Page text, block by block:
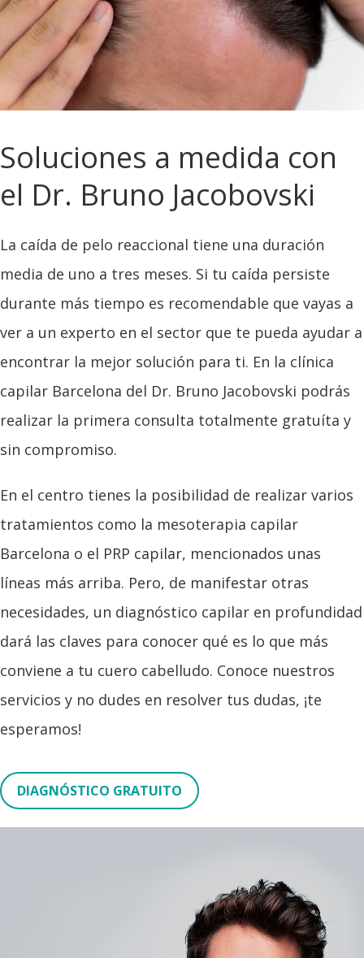
Soluciones a medida con
el Dr. Bruno Jacobovski
La caída de pelo reaccional tiene una duración
media de uno a tres meses. Si tu caída persiste
durante más tiempo es recomendable que vayas a
ver a un experto en el sector que te pueda ayudar a
encontrar la mejor solución para ti. En la clínica
capilar Barcelona del Dr. Bruno Jacobovski podrás
realizar la primera consulta totalmente gratuíta y
sin compromiso.
En el centro tienes la posibilidad de realizar varios
tratamientos como la mesoterapia capilar
Barcelona o el PRP capilar, mencionados unas
líneas más arriba. Pero, de manifestar otras
necesidades, un diagnóstico capilar en profundidad
dará las claves para conocer qué es lo que más
conviene a tu cuero cabelludo. Conoce nuestros
servicios y no dudes en resolver tus dudas, ¡te
esperamos!
DIAGNÓSTICO GRATUITO